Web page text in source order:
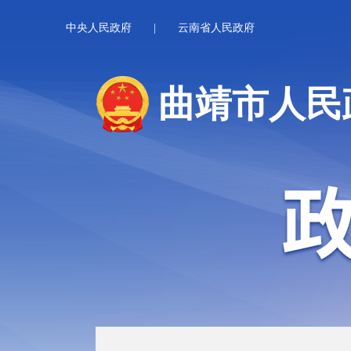
中央人民政府 云南省人民政府
曲靖市人